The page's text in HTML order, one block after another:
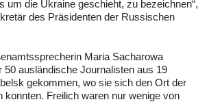
um die Ukraine geschieht, zu bezeichnen“,
des Präsidenten der Russischen
Maria Sacharowa
50 ausländische Journalisten aus 19
gekommen, wo sie sich den Ort der
konnten. Freilich waren nur wenige von